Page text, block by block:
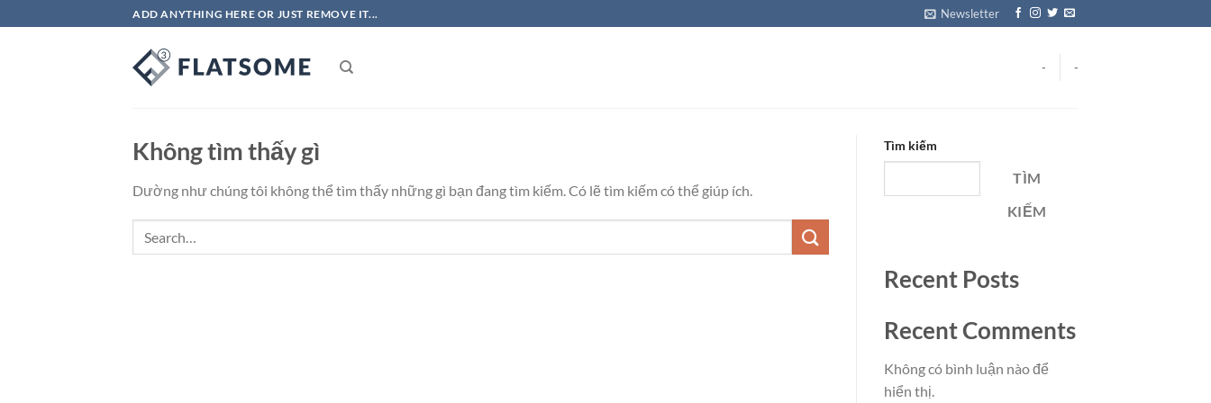
qua
ADD ANYTHING HERE OR JUST REMOVE IT... Newsletter
- -
Không tìm thấy gì
Dường như chúng tôi không thể tìm thấy những gì bạn đang tìm kiếm. Có lẽ tìm kiếm có thể giúp ích.
Tìm kiếm
TÌM
KIẾM
Recent Posts
Recent Comments
Không có bình luận nào để
hiển thị.